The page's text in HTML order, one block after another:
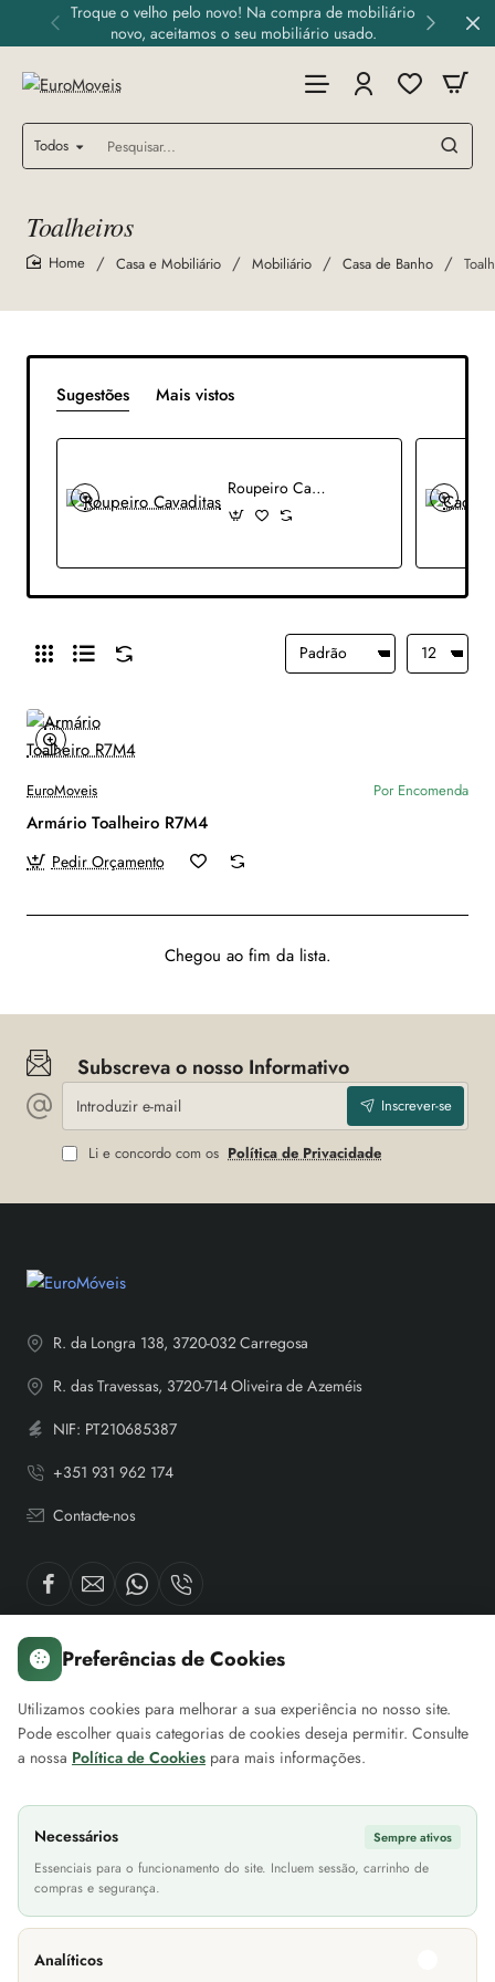
Troque o velho pelo novo! Na compra de mobiliário
novo, aceitamos o seu mobiliário usado.
Todos
Pesquisar...
Toalheiros
Casa e Mobiliário Mobiliário Casa de Banho
Sugestões Mais vistos
Roupeiro Cavaditas
EuroMoveis Por Encomenda
Armário Toalheiro R7M4
Pedir Orçamento
Chegou ao fim da lista.
Subscreva o nosso Informativo
Introduzir
mail
Inscrever-se
Li e concordo com os Política de Privacidade
R. da Longra 138, 3720-032 Carregosa
R. das Travessas, 3720-714 Oliveira de Azeméis
NIF: PT210685387
+351 931 962 174
Contacte-nos
Sobre nós
Sobre a EuroMóveis
Política de Privacidade
Termos & Condições
Informações Transporte
Métodos de Pagamento
Iniciar Sessão
Cheque Prenda
As
Preferências de Cookies
Utilizamos cookies para melhorar a sua experiência no nosso site.
Pode escolher quais categorias de cookies deseja permitir. Consulte
a nossa Política de Cookies para mais informações.
Necessários Sempre ativos
Essenciais para o funcionamento do site. Incluem sessão, carrinho de
compras e segurança.
Analíticos